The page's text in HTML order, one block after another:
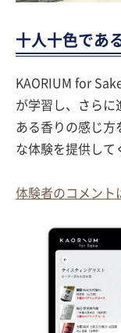
十人十色であ
KAORIUM for
が学習し、さらに
ある香りの感じ方
な体験を提供して
体験者のコメント